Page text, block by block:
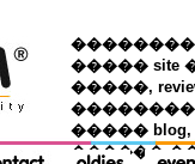
���������
����� site
�����,
����� blog,
������